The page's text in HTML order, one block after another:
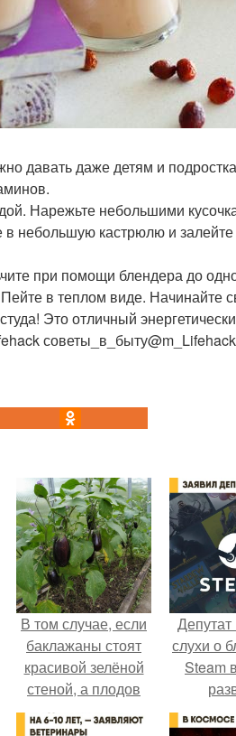
давать даже детям и
Нарежьте небольшими
небольшую кастрюлю и залейте
при помощи блендера до
в теплом виде. Начинайте
Это отличный
В том случае, если
баклажаны стоят
красивой зелёной
стеной, а плодов
почти не видно -
Депутат
слухи о
Steam